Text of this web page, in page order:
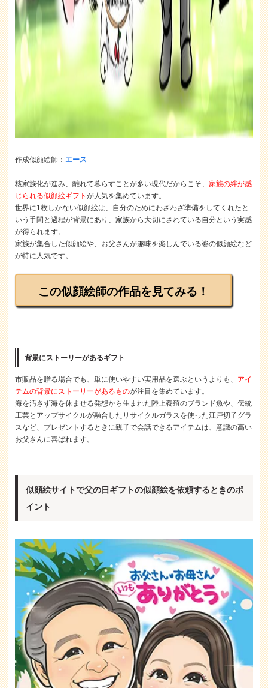
作成似顔絵師： エース
核家族化が進み、離れて暮らすことが多い現代だからこそ、家族の絆が感
じられる似顔絵ギフトが人気を集めています。
世界に1枚しかない似顔絵は、自分のためにわざわざ準備をしてくれたと
いう手間と過程が背景にあり、家族から大切にされている自分という実感
が得られます。
家族が集合した似顔絵や、お父さんが趣味を楽しんでいる姿の似顔絵など
が特に人気です。
この似顔絵師の作品を見てみる！
背景にストーリーがあるギフト
市販品を贈る場合でも、単に使いやすい実用品を選ぶというよりも、 アイ
テムの背景にストーリーがあるものが注目を集めています。
海を汚さず海を休ませる発想から生まれた陸上養殖のブランド魚や、伝統
工芸とアップサイクルが融合したリサイクルガラスを使った江戸切子グラ
スなど、プレゼントするときに親子で会話できるアイテムは、意識の高い
お父さんに喜ばれます。
似顔絵サイトで父の日ギフトの似顔絵を依頼するときのポ
イント